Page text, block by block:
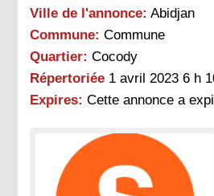
Ville de l'annonce: Abidjan
Commune: Commune
Quartier: Cocody
Répertoriée 1 avril 2023 6 h
Expires: Cette annonce a